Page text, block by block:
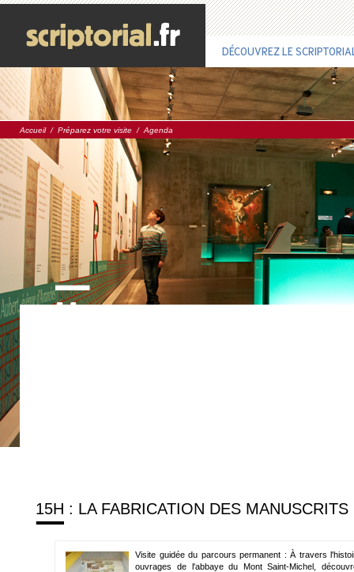
DÉCOUVREZ LE
Accueil/ Préparez votre visite / Agenda
15H : LA FABRICATION DES MANUSCRITS
Visite guidée du parcours permanent : À travers
ouvrages de l'abbaye du Mont Saint-Michel,